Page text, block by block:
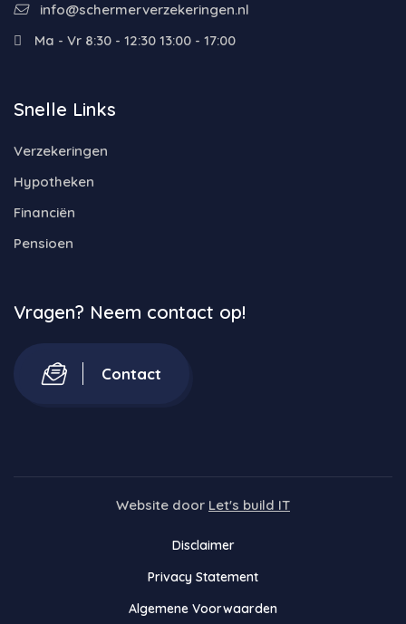
info@schermerverzekeringen.nl
Ma - Vr 8:30 - 12:30 13:00 - 17:00
Snelle Links
Verzekeringen
Hypotheken
Financiën
Pensioen
Vragen? Neem contact op!
Contact
Website door Let's build IT
Disclaimer
Privacy Statement
Algemene Voorwaarden